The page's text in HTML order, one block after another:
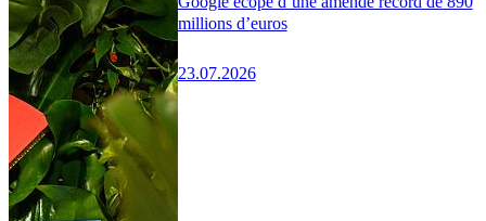
millions d’euros
23.07.2026